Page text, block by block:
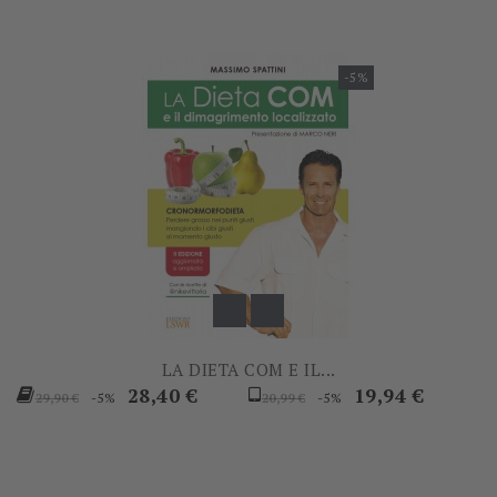
-5%
LA DIETA COM E IL...
Prezzo
29,90 € -5% Prezzo
28,40 €
Prezzo
20,99 € -5% Prezzo
19,94 €